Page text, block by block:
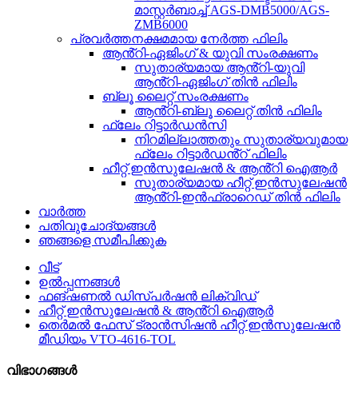
മാസ്റ്റർബാച്ച് AGS-DMB5000/AGS-
ZMB6000
പ്രവർത്തനക്ഷമമായ നേർത്ത ഫിലിം
ആൻ്റി-ഏജിംഗ് & യുവി സംരക്ഷണം
സുതാര്യമായ ആൻ്റി-യുവി
ആൻ്റി-ഏജിംഗ് തിൻ ഫിലിം
ബ്ലൂ ലൈറ്റ് സംരക്ഷണം
ആൻ്റി-ബ്ലൂ ലൈറ്റ് തിൻ ഫിലിം
ഫ്ലേം റിട്ടാർഡൻസി
നിറമില്ലാത്തതും സുതാര്യവുമായ
ഫ്ലേം റിട്ടാർഡൻ്റ് ഫിലിം
ഹീറ്റ് ഇൻസുലേഷൻ & ആൻ്റി ഐആർ
സുതാര്യമായ ഹീറ്റ് ഇൻസുലേഷൻ
ആൻ്റി-ഇൻഫ്രാറെഡ് തിൻ ഫിലിം
വാർത്ത
പതിവുചോദ്യങ്ങൾ
ഞങ്ങളെ സമീപിക്കുക
വീട്
ഉൽപ്പന്നങ്ങൾ
ഫങ്ഷണൽ ഡിസ്പർഷൻ ലിക്വിഡ്
ഹീറ്റ് ഇൻസുലേഷൻ & ആൻ്റി ഐആർ
തെർമൽ ഫേസ് ട്രാൻസിഷൻ ഹീറ്റ് ഇൻസുലേഷൻ
മീഡിയം VTO-4616-TOL
വിഭാഗങ്ങൾ